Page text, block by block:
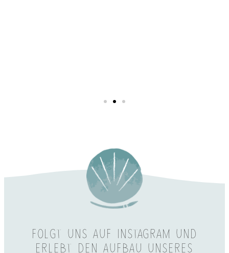
FOLGT UNS AUF INSTAGRAM UND
ERLEBT DEN AUFBAU UNSERES